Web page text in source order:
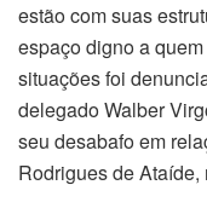
estão com suas
espaço digno a
situações foi
delegado Walber
seu desabafo em
Rodrigues de